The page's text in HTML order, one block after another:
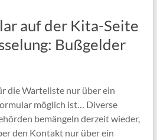
auf der Kita-Seite
Bußgelder
die Warteliste nur über ein
möglich ist… Diverse
bemängeln derzeit wieder,
den Kontakt nur über ein